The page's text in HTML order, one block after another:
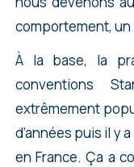
comportement, un
À la base, la
conventions
extrêmement
d’années puis il y
en France. Ça a